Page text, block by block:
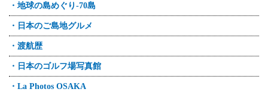
・地球の島めぐり-70島
・日本のご島地グルメ
・渡航歴
・日本のゴルフ場写真館
・La Photos OSAKA